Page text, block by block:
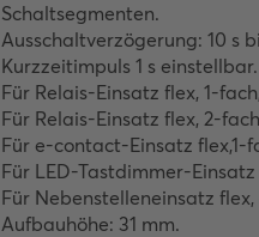
Schaltsegmenten.
Ausschaltverzögerung: 10 s
Kurzzeitimpuls 1 s einstellbar.
Für Relais-Einsatz flex, 1-fach,
Für Relais-Einsatz flex, 2-
Für e-contact-Einsatz flex,1-
Für LED-Tastdimmer-Einsatz
Für Nebenstelleneinsatz flex,
Aufbauhöhe: 31 mm.